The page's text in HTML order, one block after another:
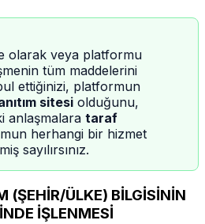
olarak veya platformu
tüm maddelerini
ettiğinizi, platformun
sitesi olduğunu,
anlaşmalara taraf
herhangi bir hizmet
sayılırsınız.
(ŞEHİR/ÜLKE) BİLGİSİNİN
İŞLENMESİ